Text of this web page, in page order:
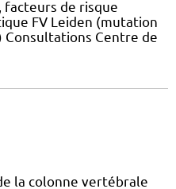
facteurs de risque
FV Leiden (mutation
Consultations Centre de
la colonne vertébrale